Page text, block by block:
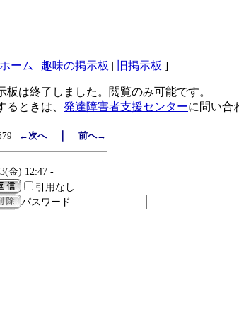
ホーム | 趣味の掲示板 | 旧掲示板 ]
板は終了しました。閲覧のみ可能です。
ときは、 発達障害者支援センターに問い合
←次へ｜ 前へ→
金) 12:47 -
引用なし
パスワード